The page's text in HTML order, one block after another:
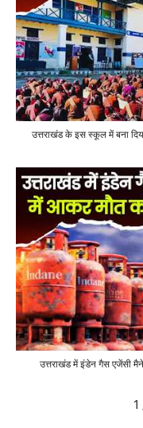
उत्तराखंड के इस स्कूल में बना
उत्तराखंड में इंडेन गैस एजेंसी
1